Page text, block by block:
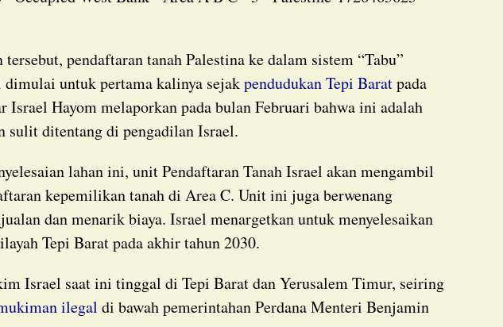
untuk pertama kalinya sejakpendudukan Tepi Baratpada
Israel Hayom melaporkan pada bulan Februari bahwa ini adalah
sulit ditentang di pengadilan Israel.
kepemilikan tanah di Area C. Unit ini juga berwenang
dan menarik biaya. Israel menargetkan untuk menyelesaikan
Tepi Barat pada akhir tahun 2030.
ilegal di bawah pemerintahan Perdana Menteri Benjamin